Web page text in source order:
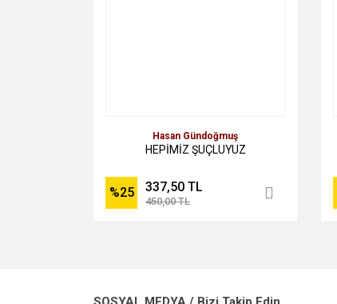
Hasan Gündoğmuş
HEPİMİZ ŞUÇLUYUZ
%25 337,50 TL
450,00 TL